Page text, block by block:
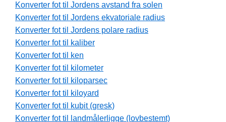
Konverter fot til Jordens avstand fra solen
Konverter fot til Jordens ekvatoriale radius
Konverter fot til Jordens polare radius
Konverter fot til kaliber
Konverter fot til ken
Konverter fot til kilometer
Konverter fot til kiloparsec
Konverter fot til kiloyard
Konverter fot til kubit (gresk)
Konverter fot til landmålerligge (lovbestemt)